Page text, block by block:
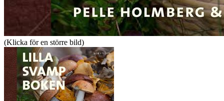
(Klicka för en större bild)